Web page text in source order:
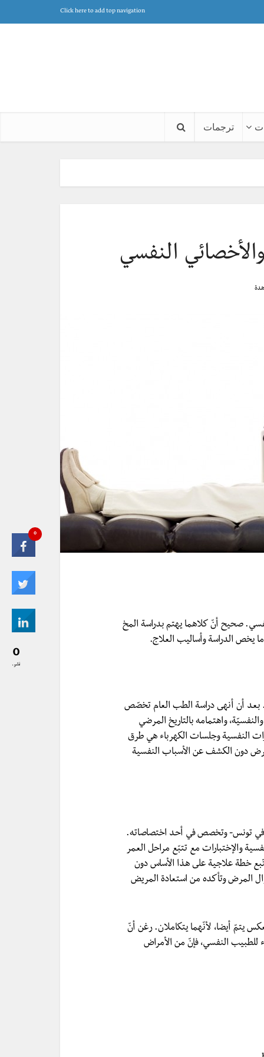
Click here to add top navigation
ترجمات
النفسي
صحيح أنّ كلاهما يهتم بدراسة المخ
ما يخص الدراسة وأساليب العلاج.
أن أنهى دراسة الطب العام تخصّص
واهتمامه بالتاريخ المرضي
النفسية وجلسات الكهرباء هي طرق
دون الكشف عن الأسباب النفسية
في تونس- وتخصص في أحد اختصاصاته.
والإختبارات مع تتبّع مراحل العمر
خطة علاجية على هذا الأساس دون
المرض وتأكده من استعادة المريض
يتمّ أيضا، لأنّهما يتكاملان. رغن أنّ
للطبيب النفسي، فإنّ من الأمراض
0
0
نشر..